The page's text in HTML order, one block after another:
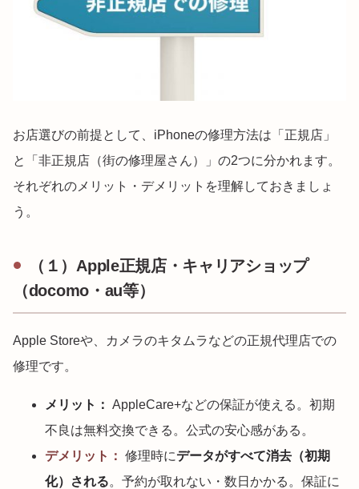
お店選びの前提として、iPhoneの修理方法は「正規店」
と「非正規店（街の修理屋さん）」の2つに分かれます。
それぞれのメリット・デメリットを理解しておきましょ
う。
（１）Apple正規店・キャリアショップ
（docomo・au等）
Apple Storeや、カメラのキタムラなどの正規代理店での
修理です。
メリット： AppleCare+などの保証が使える。初期
不良は無料交換できる。公式の安心感がある。
デメリット： 修理時にデータがすべて消去（初期
化）される。予約が取れない・数日かかる。保証に